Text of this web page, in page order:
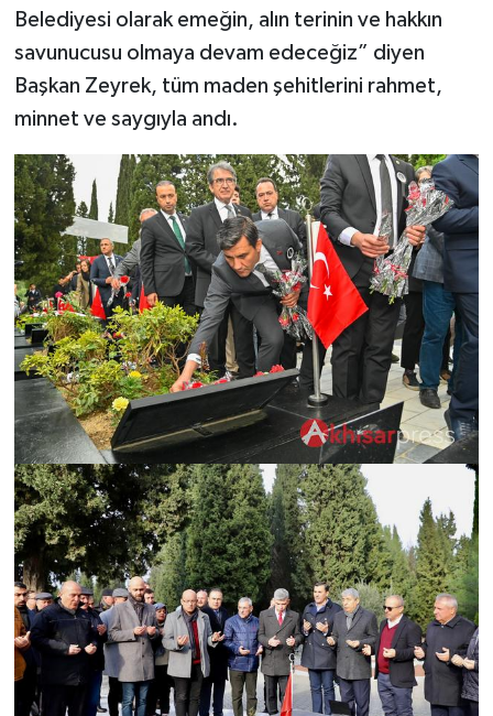
Belediyesi olarak emeğin, alın terinin ve hakkın
savunucusu olmaya devam edeceğiz” diyen
Başkan Zeyrek, tüm maden şehitlerini rahmet,
minnet ve saygıyla andı.